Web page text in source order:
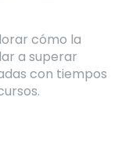
cómo la
a superar
con tiempos